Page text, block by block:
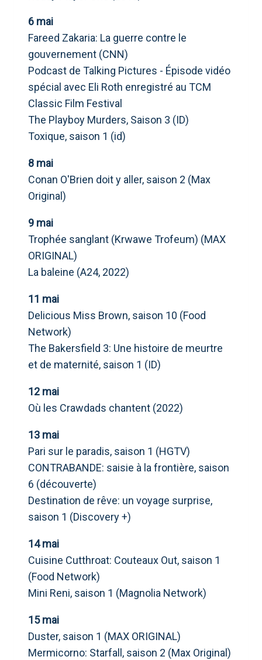
6 mai
Fareed Zakaria: La guerre contre le
gouvernement (CNN)
Podcast de Talking Pictures - Épisode vidéo
spécial avec Eli Roth enregistré au TCM
Classic Film Festival
The Playboy Murders, Saison 3 (ID)
Toxique, saison 1 (id)
8 mai
Conan O'Brien doit y aller, saison 2 (Max
Original)
9 mai
Trophée sanglant (Krwawe Trofeum) (MAX
ORIGINAL)
La baleine (A24, 2022)
11 mai
Delicious Miss Brown, saison 10 (Food
Network)
The Bakersfield 3: Une histoire de meurtre
et de maternité, saison 1 (ID)
12 mai
Où les Crawdads chantent (2022)
13 mai
Pari sur le paradis, saison 1 (HGTV)
CONTRABANDE: saisie à la frontière, saison
6 (découverte)
Destination de rêve: un voyage surprise,
saison 1 (Discovery +)
14 mai
Cuisine Cutthroat: Couteaux Out, saison 1
(Food Network)
Mini Reni, saison 1 (Magnolia Network)
15 mai
Duster, saison 1 (MAX ORIGINAL)
Mermicorno: Starfall, saison 2 (Max Original)